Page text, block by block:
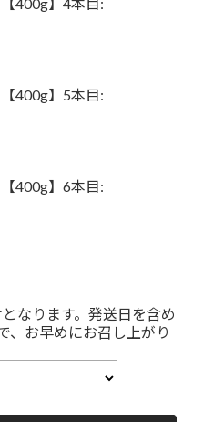
400g】5本目:
400g】6本目:
なります。発送日を含め
、お早めにお召し上がり